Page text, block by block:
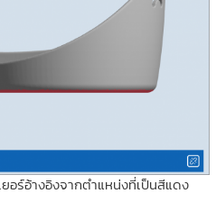
อร์อ้างอิงจากตำแหน่งที่เป็นสีแดง